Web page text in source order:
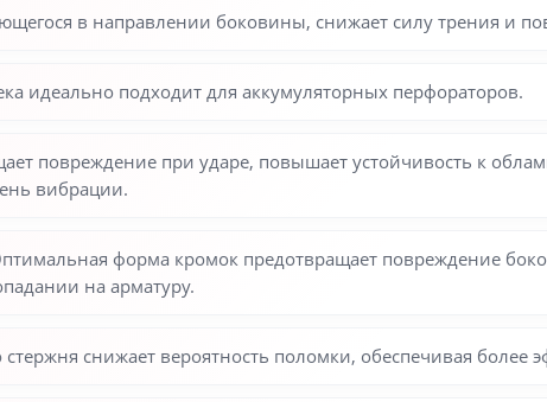
в направлении боковины, снижает силу трения и
идеально подходит для аккумуляторных перфораторов.
повреждение при ударе, повышает устойчивость к
вибрации.
форма кромок предотвращает повреждение
на арматуру.
снижает вероятность поломки, обеспечивая